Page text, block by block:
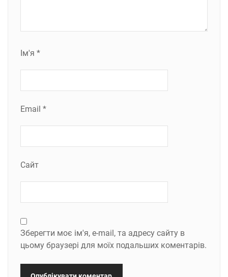
Ім'я *
Email *
Сайт
Зберегти моє ім'я, e-mail, та адресу сайту в
цьому браузері для моїх подальших коментарів.